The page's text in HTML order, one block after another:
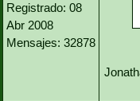
Registrado: 08
Abr 2008
Mensajes: 32878